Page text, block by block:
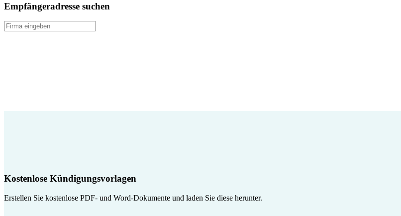
Empfängeradresse suchen
Kostenlose Kündigungsvorlagen
Erstellen Sie kostenlose PDF- und Word-Dokumente und laden Sie diese herunter.